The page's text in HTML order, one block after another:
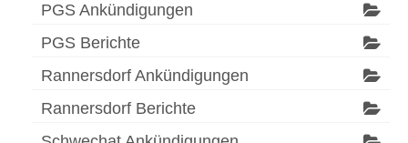
PGS Ankündigungen
PGS Berichte
Rannersdorf Ankündigungen
Rannersdorf Berichte